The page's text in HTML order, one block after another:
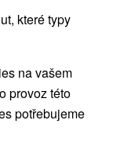
které typy
na vašem
provoz této
potřebujeme